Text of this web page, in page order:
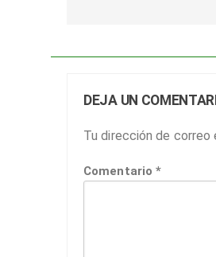
DEJA UN
Tu dirección de correo
Comentario*